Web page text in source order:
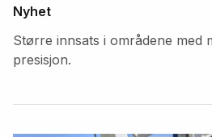
Nyhet
Større innsats i områdene med
presisjon.